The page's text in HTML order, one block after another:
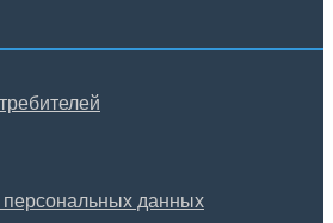
персональных данных